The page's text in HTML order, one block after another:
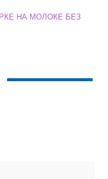
НА МОЛОКЕ БЕЗ